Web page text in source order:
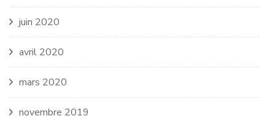
juin 2020
avril 2020
mars 2020
novembre 2019